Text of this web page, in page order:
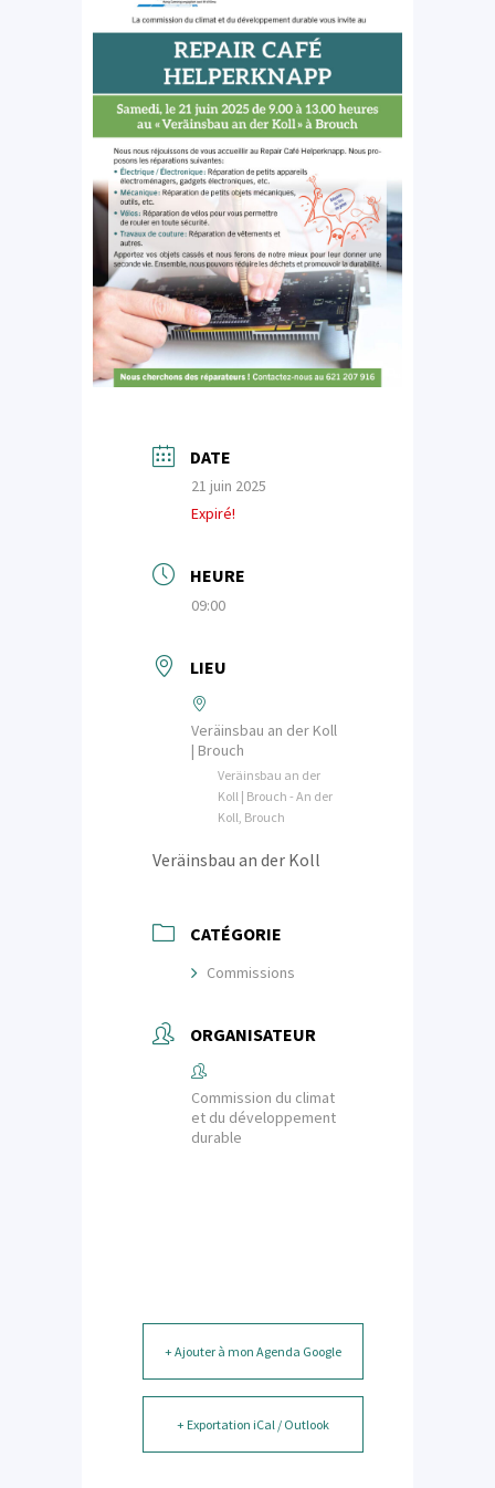
DATE
21 juin 2025
Expiré!
HEURE
09:00
LIEU
Veräinsbau an der Koll
| Brouch
Veräinsbau an der
Koll | Brouch - An der
Koll, Brouch
Veräinsbau an der Koll
CATÉGORIE
Commissions
ORGANISATEUR
Commission du climat
et du développement
durable
+ Ajouter à mon Agenda Google
+ Exportation iCal / Outlook